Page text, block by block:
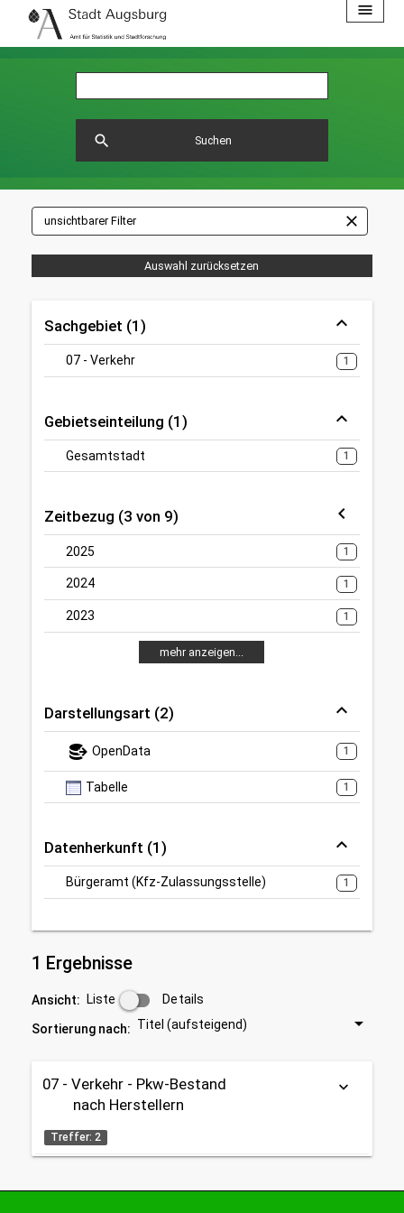
menu
Suchen
search
unsichtbarer Filter close
Auswahl zurücksetzen
Sachgebiet (1)
07 - Verkehr 1
Gebietseinteilung (1)
Gesamtstadt 1
Zeitbezug (3 von 9)
2025 1
2024 1
2023 1
mehr anzeigen...
Darstellungsart (2)
OpenData 1
Tabelle 1
Datenherkunft (1)
Bürgeramt (Kfz-Zulassungsstelle) 1
1 Ergebnisse
Ansicht: Liste Details
Sortierung nach: Titel (aufsteigend)
07 - Verkehr - Pkw-Bestand
nach Herstellern
Treffer: 2
keyboard_arrow_down
Tabelle OpenData